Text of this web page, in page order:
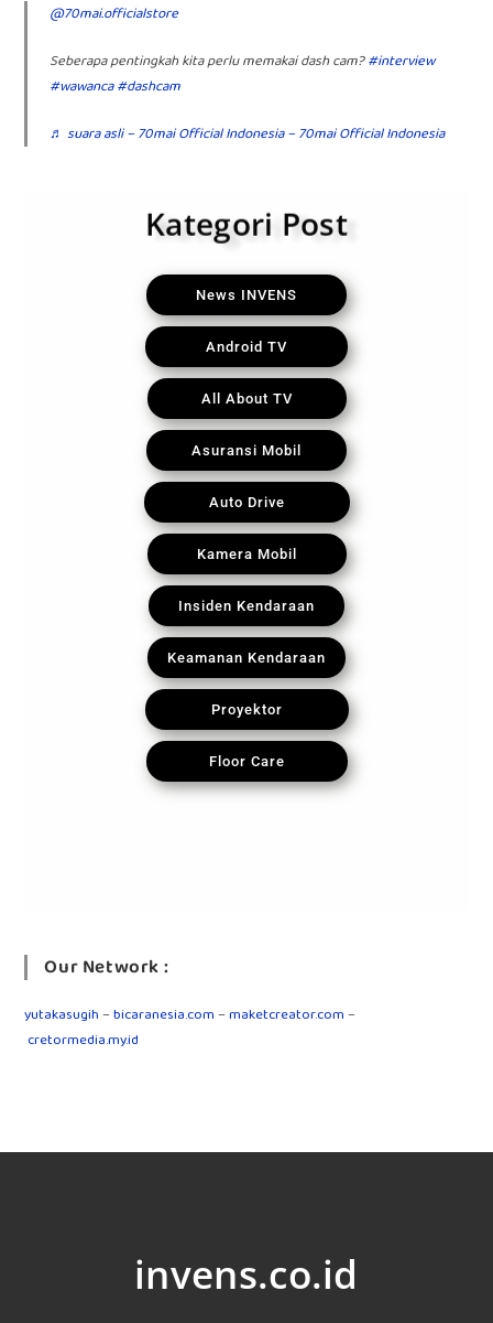
@70mai.officialstore
Seberapa pentingkah kita perlu memakai dash cam?#interview
#wawanca#dashcam
♬ suara asli – 70mai Official Indonesia – 70mai Official Indonesia
Kategori Post
News INVENS
Android TV
All About TV
Asuransi Mobil
Auto Drive
Kamera Mobil
Insiden Kendaraan
Keamanan Kendaraan
Proyektor
Floor Care
Our Network :
yutakasugih–bicaranesia.com–maketcreator.com–
cretormedia.my.id
invens.co.id